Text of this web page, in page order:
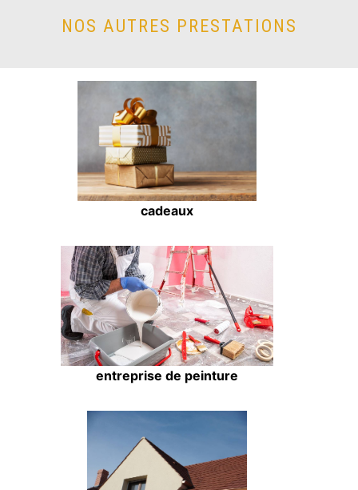
NOS AUTRES PRESTATIONS
cadeaux
entreprise de peinture